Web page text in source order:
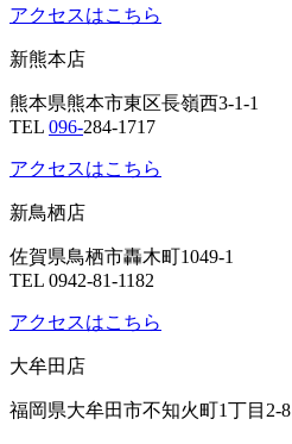
アクセスはこちら
新熊本店
熊本県熊本市東区長嶺西3-1-1
TEL 096-284-1717
アクセスはこちら
新鳥栖店
佐賀県鳥栖市轟木町1049-1
TEL 0942-81-1182
アクセスはこちら
大牟田店
福岡県大牟田市不知火町1丁目2-8